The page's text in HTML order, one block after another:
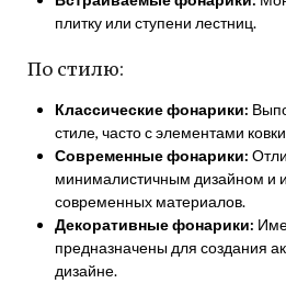
плитку или ступени лестниц.
По стилю:
Классические фонарики:
стиле, часто с элементами
Современные фонарики:
минималистичным дизайном и
современных материалов.
Декоративные фонарики:
предназначены для создания
дизайне.